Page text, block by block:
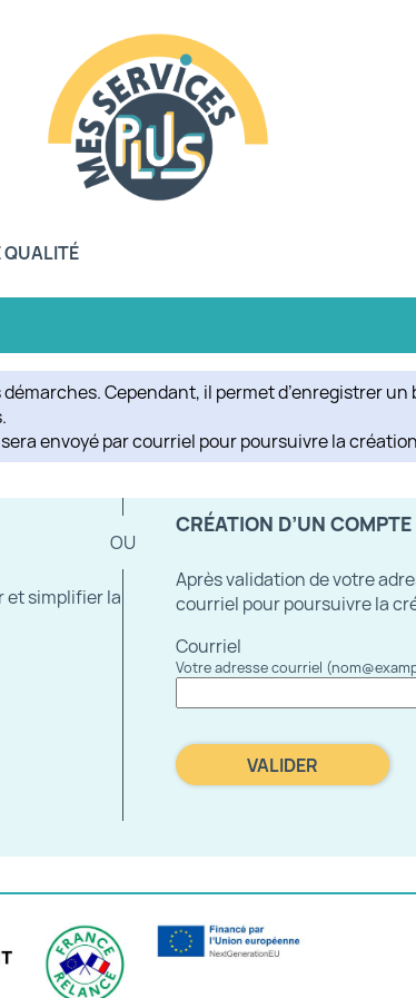
QUALITÉ
Cependant, il permet d’enregistrer
envoyé par courriel pour poursuivre la
et simplifier la
CRÉATION D’UN COMPTE
Après validation de votre
courriel pour poursuivre la
Courriel
Votre adresse courriel
VALIDER